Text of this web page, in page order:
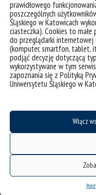
prawidłowego
poszczególnych
Śląskiego w Katowicach
ciasteczka). Cookies to
do przeglądarki internetowej
(komputer, smartfon, tablet,
podjąć decyzję dotyczącą
wykorzystywane w tym
zapoznania się z Polityką
Uniwersytetu Śląskiego w
Włącz
struktura uczelni
zgłaszanie naruszeń
instrukcja logowania do
ubezpieczenie pracowników
program emerytalny
wirtualny UŚ
Gazeta UŚ
CINiBA
Komisja Etyki ds. badań